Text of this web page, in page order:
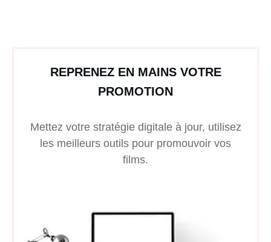
REPRENEZ EN MAINS VOTRE
PROMOTION
Mettez votre stratégie digitale à jour, utilisez
les meilleurs outils pour promouvoir vos
films.